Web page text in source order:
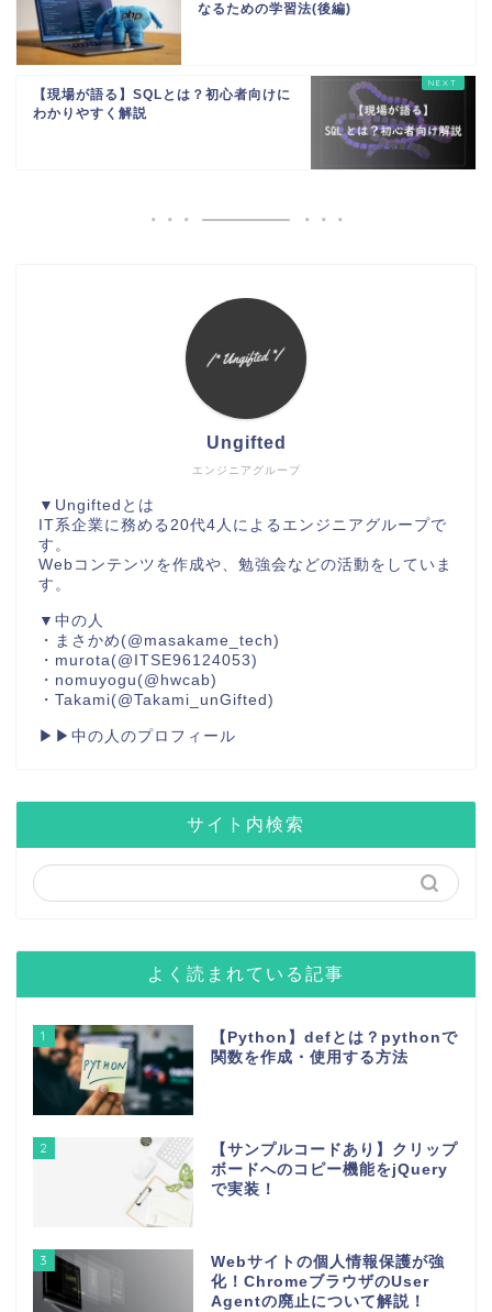
なるための学習法(後編)
【現場が語る】SQLとは？初心者向けに
わかりやすく解説
エンジニアグループ
Ungifted
▼Ungiftedとは
IT系企業に務める20代4人によるエンジニアグループで
す。
Webコンテンツを作成や、勉強会などの活動をしていま
す。
▼中の人
・まさかめ (@masakame_tech)
・murota(@ITSE96124053)
・nomuyogu (@hwcab)
・Takami(@Takami_unGifted)
▶▶中の人のプロフィール
サイト内検索
よく読まれている記事
1
【Python】defとは？pythonで
関数を作成・使用する方法
2
【サンプルコードあり】クリップ
ボードへのコピー機能をjQuery
で実装！
3
Webサイトの個人情報保護が強
化！ChromeブラウザのUser
Agentの廃止について解説！